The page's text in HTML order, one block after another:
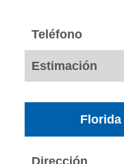
Teléfono
Estimación
Florida